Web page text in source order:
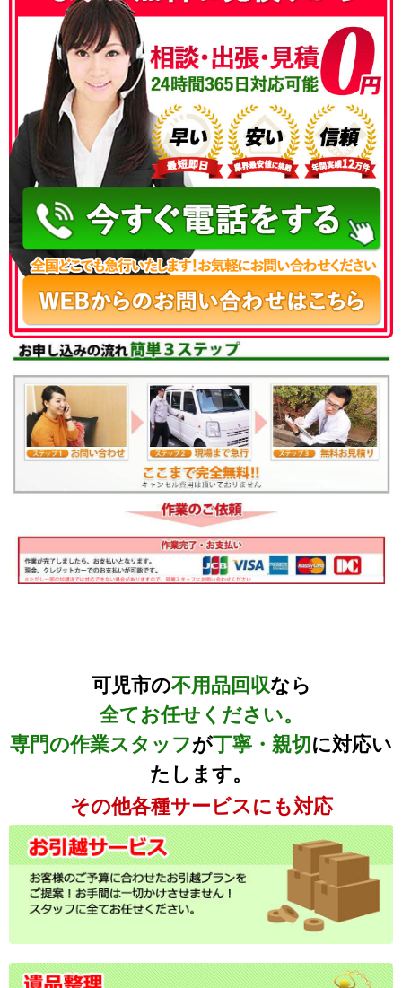
050-3186-4780
可児市の不用品回収なら
全てお任せください。
専門の作業スタッフが丁寧・親切 に対応い
たします。
その他各種サービスにも対応